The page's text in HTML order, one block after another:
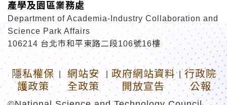
產學及園區業務處
Department of Academia-Industry Collaboration and
Science Park Affairs
106214 台北市和平東路二段106號16樓
隱私權保
護政策
網站安
全政策
政府網站資料
開放宣告
行政院
公報